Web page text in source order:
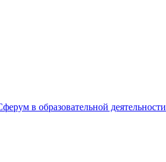
в образовательной деятельности